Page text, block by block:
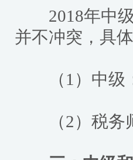
2018年中级
并不冲突，具体
（1）中级：
（2）税务师